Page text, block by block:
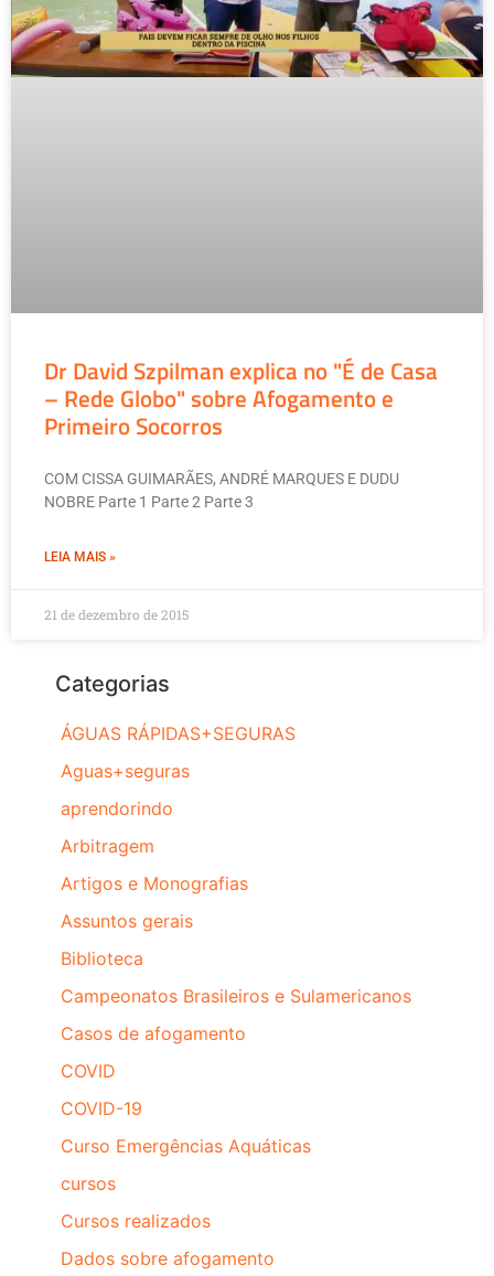
Dr David Szpilman explica no "É de Casa
– Rede Globo" sobre Afogamento e
Primeiro Socorros
COM CISSA GUIMARÃES, ANDRÉ MARQUES E DUDU
NOBRE Parte 1 Parte 2 Parte 3
LEIA MAIS »
21 de dezembro de 2015
Categorias
ÁGUAS RÁPIDAS+SEGURAS
Aguas+seguras
aprendorindo
Arbitragem
Artigos e Monografias
Assuntos gerais
Biblioteca
Campeonatos Brasileiros e Sulamericanos
Casos de afogamento
COVID
COVID-19
Curso Emergências Aquáticas
cursos
Cursos realizados
Dados sobre afogamento